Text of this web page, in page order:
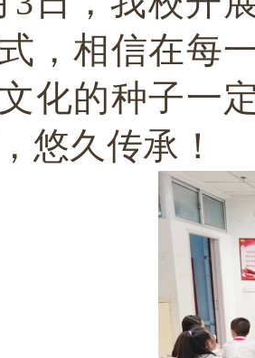
，相信在每
化的种子一
悠久传承！